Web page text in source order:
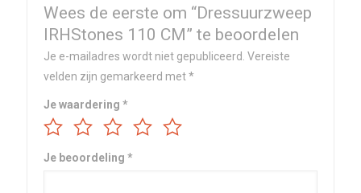
Wees de eerste om “Dressuurzweep
IRHStones 110 CM” te beoordelen
Je e-mailadres wordt niet gepubliceerd. Vereiste
velden zijn gemarkeerd met*
Je waardering *
Je beoordeling *